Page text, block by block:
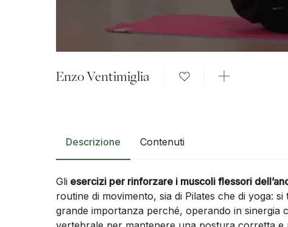
Enzo Ventimiglia
Descrizione Contenuti
Gli esercizi per rinforzare i muscoli flessori
routine di movimento, sia di Pilates che di yoga:
grande importanza perché, operando in sinergia